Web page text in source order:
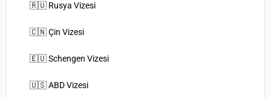
🇷🇺 Rusya Vizesi
🇨🇳 Çin Vizesi
🇪🇺 Schengen Vizesi
🇺🇸 ABD Vizesi